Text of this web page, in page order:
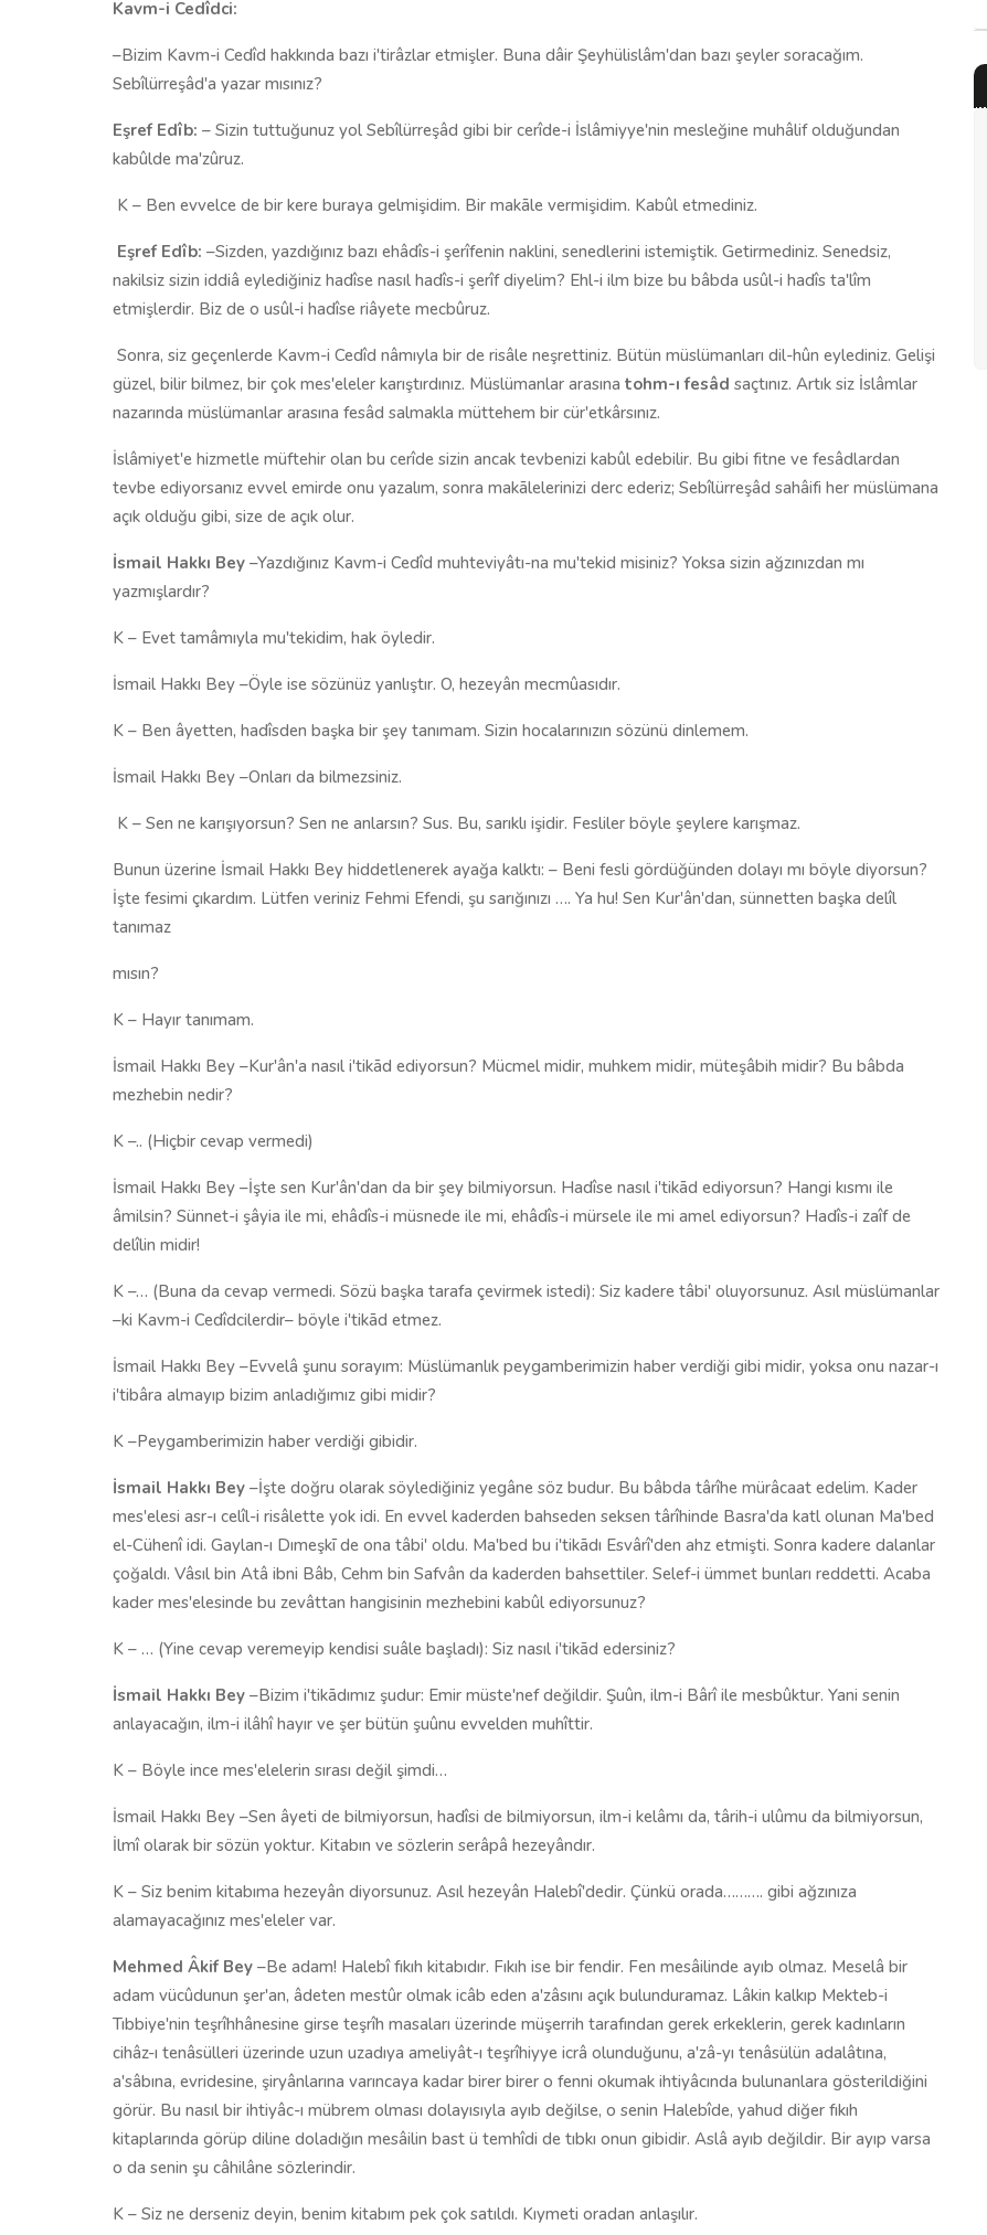
Kavm-i Cedîdci:
–Bizim Kavm-i Cedîd hakkında bazı i'tirâzlar etmişler. Buna dâir Şeyhülislâm'dan bazı şeyler soracağım.
Sebîlürreşâd'a yazar mısınız?
Eşref Edîb: – Sizin tuttuğunuz yol Sebîlürreşâd gibi bir cerîde-i İslâmiyye'nin mesleğine muhâlif olduğundan
kabûlde ma'zûruz.
K – Ben evvelce de bir kere buraya gelmişidim. Bir makāle vermişidim. Kabûl etmediniz.
Eşref Edîb: –Sizden, yazdığınız bazı ehâdîs-i şerîfenin naklini, senedlerini istemiştik. Getirmediniz. Senedsiz,
nakilsiz sizin iddiâ eylediğiniz hadîse nasıl hadîs-i şerîf diyelim? Ehl-i ilm bize bu bâbda usûl-i hadîs ta'lîm
etmişlerdir. Biz de o usûl-i hadîse riâyete mecbûruz.
Sonra, siz geçenlerde Kavm-i Cedîd nâmıyla bir de risâle neşrettiniz. Bütün müslümanları dil-hûn eylediniz. Gelişi
güzel, bilir bilmez, bir çok mes'eleler karıştırdınız. Müslümanlar arasına tohm-ı fesâd saçtınız. Artık siz İslâmlar
nazarında müslümanlar arasına fesâd salmakla müttehem bir cür'etkârsınız.
İslâmiyet'e hizmetle müftehir olan bu cerîde sizin ancak tevbenizi kabûl edebilir. Bu gibi fitne ve fesâdlardan
tevbe ediyorsanız evvel emirde onu yazalım, sonra makālelerinizi derc ederiz; Sebîlürreşâd sahâifi her müslümana
açık olduğu gibi, size de açık olur.
İsmail Hakkı Bey –Yazdığınız Kavm-i Cedîd muhteviyâtı-na mu'tekid misiniz? Yoksa sizin ağzınızdan mı
yazmışlardır?
K – Evet tamâmıyla mu'tekidim, hak öyledir.
İsmail Hakkı Bey –Öyle ise sözünüz yanlıştır. O, hezeyân mecmûasıdır.
K – Ben âyetten, hadîsden başka bir şey tanımam. Sizin hocalarınızın sözünü dinlemem.
İsmail Hakkı Bey –Onları da bilmezsiniz.
K – Sen ne karışıyorsun? Sen ne anlarsın? Sus. Bu, sarıklı işidir. Fesliler böyle şeylere karışmaz.
Bunun üzerine İsmail Hakkı Bey hiddetlenerek ayağa kalktı: – Beni fesli gördüğünden dolayı mı böyle diyorsun?
İşte fesimi çıkardım. Lütfen veriniz Fehmi Efendi, şu sarığınızı …. Ya hu! Sen Kur'ân'dan, sünnetten başka delîl
tanımaz
mısın?
K – Hayır tanımam.
İsmail Hakkı Bey –Kur'ân'a nasıl i'tikād ediyorsun? Mücmel midir, muhkem midir, müteşâbih midir? Bu bâbda
mezhebin nedir?
K –.. (Hiçbir cevap vermedi)
İsmail Hakkı Bey –İşte sen Kur'ân'dan da bir şey bilmiyorsun. Hadîse nasıl i'tikād ediyorsun? Hangi kısmı ile
âmilsin? Sünnet-i şâyia ile mi, ehâdîs-i müsnede ile mi, ehâdîs-i mürsele ile mi amel ediyorsun? Hadîs-i zaîf de
delîlin midir!
K –… (Buna da cevap vermedi. Sözü başka tarafa çevirmek istedi): Siz kadere tâbi' oluyorsunuz. Asıl müslümanlar
–ki Kavm-i Cedîdcilerdir– böyle i'tikād etmez.
İsmail Hakkı Bey –Evvelâ şunu sorayım: Müslümanlık peygamberimizin haber verdiği gibi midir, yoksa onu nazar-ı
i'tibâra almayıp bizim anladığımız gibi midir?
K –Peygamberimizin haber verdiği gibidir.
İsmail Hakkı Bey –İşte doğru olarak söylediğiniz yegâne söz budur. Bu bâbda târîhe mürâcaat edelim. Kader
mes'elesi asr-ı celîl-i risâlette yok idi. En evvel kaderden bahseden seksen târîhinde Basra'da katl olunan Ma'bed
el-Cühenî idi. Gaylan-ı Dımeşkī de ona tâbi' oldu. Ma'bed bu i'tikādı Esvârî'den ahz etmişti. Sonra kadere dalanlar
çoğaldı. Vâsıl bin Atâ ibni Bâb, Cehm bin Safvân da kaderden bahsettiler. Selef-i ümmet bunları reddetti. Acaba
kader mes'elesinde bu zevâttan hangisinin mezhebini kabûl ediyorsunuz?
K – … (Yine cevap veremeyip kendisi suâle başladı): Siz nasıl i'tikād edersiniz?
İsmail Hakkı Bey –Bizim i'tikādımız şudur: Emir müste'nef değildir. Şuûn, ilm-i Bârî ile mesbûktur. Yani senin
anlayacağın, ilm-i ilâhî hayır ve şer bütün şuûnu evvelden muhîttir.
K – Böyle ince mes'elelerin sırası değil şimdi…
İsmail Hakkı Bey –Sen âyeti de bilmiyorsun, hadîsi de bilmiyorsun, ilm-i kelâmı da, târih-i ulûmu da bilmiyorsun,
İlmî olarak bir sözün yoktur. Kitabın ve sözlerin serâpâ hezeyândır.
K – Siz benim kitabıma hezeyân diyorsunuz. Asıl hezeyân Halebî'dedir. Çünkü orada………. gibi ağzınıza
alamayacağınız mes'eleler var.
Mehmed Âkif Bey –Be adam! Halebî fıkıh kitabıdır. Fıkıh ise bir fendir. Fen mesâilinde ayıb olmaz. Meselâ bir
adam vücûdunun şer'an, âdeten mestûr olmak icâb eden a'zâsını açık bulunduramaz. Lâkin kalkıp Mekteb-i
Tıbbiye'nin teşrîhhânesine girse teşrîh masaları üzerinde müşerrih tarafından gerek erkeklerin, gerek kadınların
cihâz-ı tenâsülleri üzerinde uzun uzadıya ameliyât-ı teşrîhiyye icrâ olunduğunu, a'zâ-yı tenâsülün adalâtına,
a'sâbına, evridesine, şiryânlarına varıncaya kadar birer birer o fenni okumak ihtiyâcında bulunanlara gösterildiğini
görür. Bu nasıl bir ihtiyâc-ı mübrem olması dolayısıyla ayıb değilse, o senin Halebîde, yahud diğer fıkıh
kitaplarında görüp diline doladığın mesâilin bast ü temhîdi de tıbkı onun gibidir. Aslâ ayıb değildir. Bir ayıp varsa
o da senin şu câhilâne sözlerindir.
K – Siz ne derseniz deyin, benim kitabım pek çok satıldı. Kıymeti oradan anlaşılır.